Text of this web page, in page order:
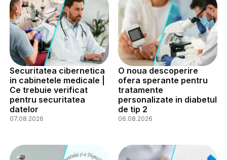
Securitatea cibernetica
in cabinetele medicale |
Ce trebuie verificat
pentru securitatea
datelor
07.08.2026
O noua descoperire
ofera sperante pentru
tratamente
personalizate in diabetul
de tip 2
06.08.2026